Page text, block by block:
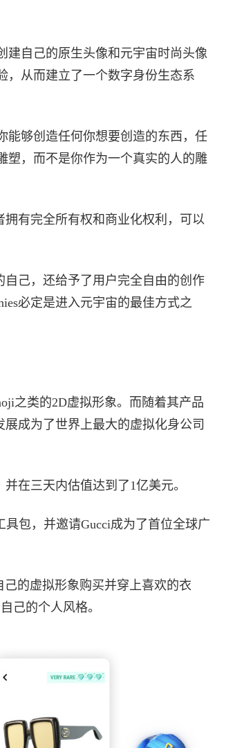
建自己的原生头像和元宇宙时尚头像
，从而建立了一个数字身份生态系
能够创造任何你想要创造的东西，任
塑，而不是你作为一个真实的人的雕
拥有完全所有权和商业化权利，可以
自己，还给予了用户完全自由的创作
必定是进入元宇宙的最佳方式之
之类的2D虚拟形象。而随着其产品
成为了世界上最大的虚拟化身公司
在三天内估值达到了1亿美元。
具包，并邀请Gucci成为了首位全球广
己的虚拟形象购买并穿上喜欢的衣
己的个人风格。